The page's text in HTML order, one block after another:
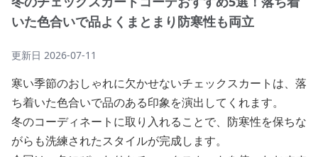
いた色合いで品よくまとまり防寒性も両立
更新日 2026-07-11
寒い季節のおしゃれに欠かせないチェックスカートは、落
ち着いた色合いで品のある印象を演出してくれます。
冬のコーディネートに取り入れることで、防寒性を保ちな
がらも洗練されたスタイルが完成します。